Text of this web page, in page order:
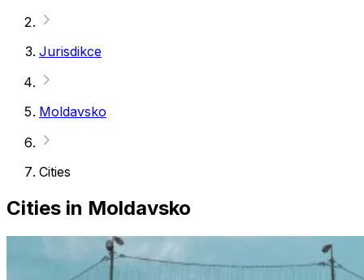
Jurisdikce
Moldavsko
Cities
Cities in Moldavsko